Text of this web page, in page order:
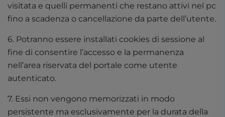
visitata e quelli permanenti che restano attivi nel pc
fino a scadenza o cancellazione da parte dell’utente.
6. Potranno essere installati cookies di sessione al
fine di consentire l’accesso e la permanenza
nell’area riservata del portale come utente
autenticato.
7. Essi non vengono memorizzati in modo
persistente ma esclusivamente per la durata della